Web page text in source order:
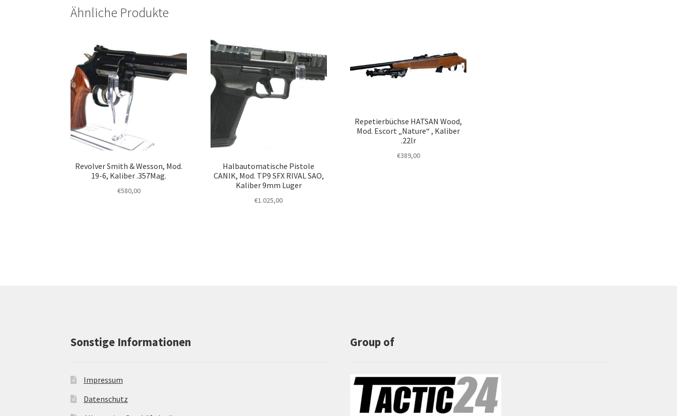
Ähnliche Produkte
Revolver Smith & Wesson, Mod.
19-6, Kaliber .357Mag.
€580,00
Halbautomatische Pistole
CANIK, Mod. TP9 SFX RIVAL SAO,
Kaliber 9mm Luger
€1.025,00
Repetierbüchse HATSAN Wood,
Mod. Escort „Nature“ , Kaliber
.22lr
€389,00
Sonstige Informationen
Impressum
Datenschutz
Group of